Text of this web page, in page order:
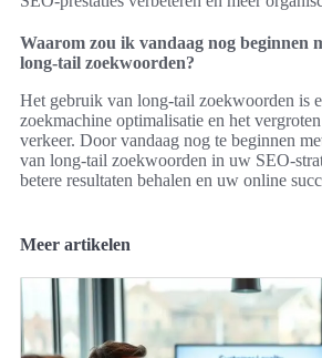
Waarom zou ik vandaag nog beginnen
long-tail zoekwoorden?
Het gebruik van long-tail zoekwoorden is
zoekmachine optimalisatie en het
verkeer. Door vandaag nog te beginnen
van long-tail zoekwoorden in uw SEO-
betere resultaten behalen en uw online
Meer artikelen